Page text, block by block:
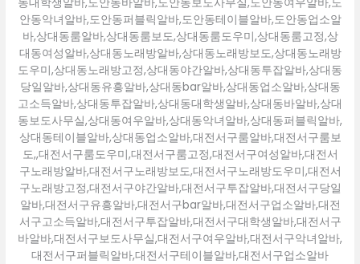
안동악녀알바,도안동퍼블릭알바,도안동테이블알바,도안동업소알
바,상대동룸알바,상대동룸보도,상대동룸도우미,상대동룸고정,상
대동여성알바,상대동노래방알바,상대동노래방보도,상대동노래방
도우미,상대동노래방고정,상대동야간알바,상대동투잡알바,상대동
당일알바,상대동유흥알바,상대동bar알바,상대동업소알바,상대동
고소득알바,상대동투잡알바,상대동대학생알바,상대동바알바,상대
동보도사무실,상대동여우알바,상대동악녀알바,상대동퍼블릭알바,
상대동테이블알바,상대동업소알바,대전서구룸알바,대전서구룸보
도,,대전서구룸도우미,대전서구룸고정,대전서구여성알바,대전서
구노래방알바,대전서구노래방보도,대전서구노래방도우미,대전서
구노래방고정,대전서구야간알바,대전서구투잡알바,대전서구당일
알바,대전서구유흥알바,대전서구bar알바,대전서구업소알바,대전
서구고소득알바,대전서구투잡알바,대전서구대학생알바,대전서구
바알바,대전서구보도사무실,대전서구여우알바,대전서구악녀알바,
대전서구퍼블릭알바,대전서구테이블알바,대전서구업소알바